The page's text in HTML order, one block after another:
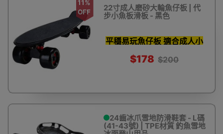
11%
OFF
22寸成人磨砂大輪魚仔板 | 代
步小魚板滑板 - 黑色
平穩易玩魚仔板 適合成人小
$178 $200
24齒冰爪雪地防滑鞋套 - L碼
(41-43號) | TPE材質 釣魚雪地